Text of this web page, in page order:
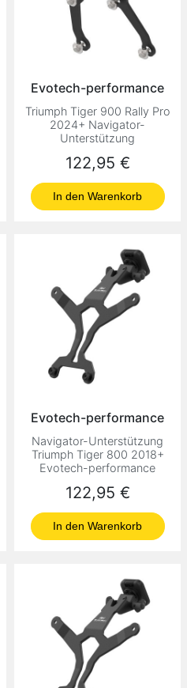
Evotech-performance
Triumph Tiger 900 Rally Pro
2024+ Navigator-
Unterstützung
Preis
122,95 €
In den Warenkorb
Evotech-performance
Navigator-Unterstützung
Triumph Tiger 800 2018+
Evotech-performance
Preis
122,95 €
In den Warenkorb